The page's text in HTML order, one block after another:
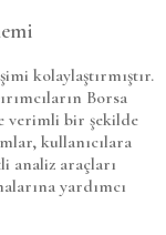
kolaylaştırmıştır.
Borsa
verimli bir şekilde
kullanıcılara
analiz araçları
yardımcı